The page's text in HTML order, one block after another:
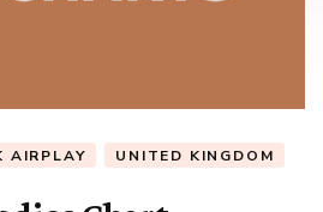
AIRPLAY UNITED KINGDOM